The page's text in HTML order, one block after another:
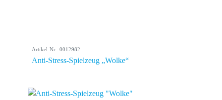
Artikel-Nr.: 0012982
Anti-Stress-Spielzeug „Wolke“